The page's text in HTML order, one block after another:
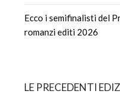
Ecco i semifinalisti del
romanzi editi 2026
LE PRECEDENTI